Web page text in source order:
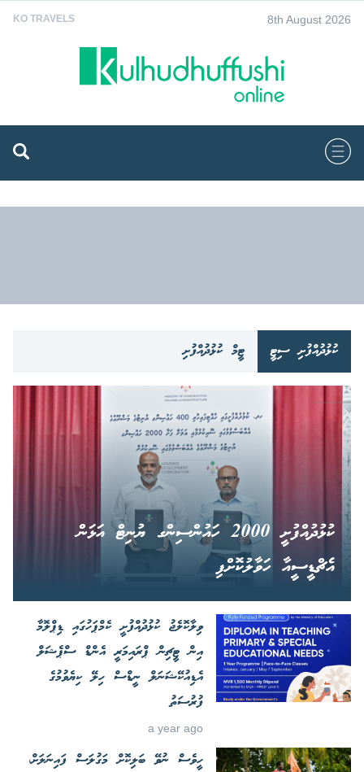
KO TRAVELS 8th August 2026
ކުޅުދުއްފުށި ސިޓީ ޓީމް ކުޅުދުއްފުށި
ކުޅުދުއްފުށީ 2000 ހައުންސިންގ ޔުނިޓް އަޅަން
އެޗްޑީސީއާ ހަވާލުކޮށްފި
ވިލާކޮލެޖު ކުޅުދުއްފުށީ ކެމްޕަހުގައި ޑިޕްލޮމާ
އިން ޓީޗިން ޕްރައިމަރީ އެންޑް ސްޕެޝަލް
އެޑިއުކޭޝަނަލް ނީޑްސް ހިލޭ ކިޔެވުމުގެ
ފުރުސަތު
a year ago
ހީވެސް ނުވޭ ބަލިކޮށް މަގުލަސް ފައިނަލަށް،